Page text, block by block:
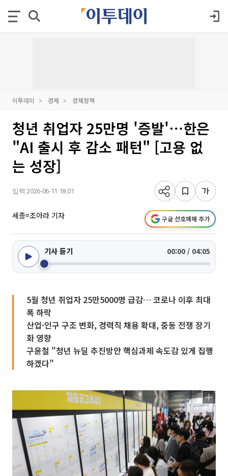
이투데이 경제 경제정책
청년 취업자 25만명 '증발'⋯한은
"AI 출시 후 감소 패턴" [고용 없
는 성장]
입력 2026-06-11 18:01
세종=조아라 기자 구글 선호매체 추가
기사 듣기 00:00 / 04:05
5월 청년 취업자 25만5000명 급감… 코로나 이후 최대
폭 하락
산업·인구 구조 변화, 경력직 채용 확대, 중동 전쟁 장기
화 영향
구윤철 "청년 뉴딜 추진방안 핵심과제 속도감 있게 집행
하겠다"